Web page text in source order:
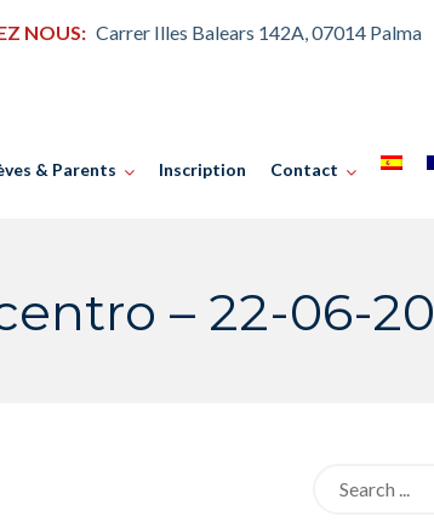
NOUS: Carrer Illes Balears 142A, 07014 Palma
& Parents Inscription Contact
– 22-06-